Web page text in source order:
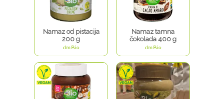
Namaz od pistacija
200 g
dmBio
Namaz tamna
čokolada 400 g
dmBio